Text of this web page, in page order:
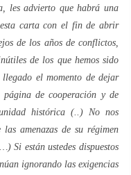
les advierto que habrá una
carta con el fin de abrir
de los años de conflictos,
de los que hemos sido
el momento de dejar
de cooperación y de
histórica (..) No nos
amenazas de su régimen
Si están ustedes dispuestos
ignorando las exigencias